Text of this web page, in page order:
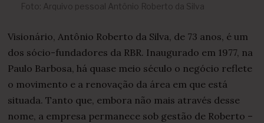
Foto: Arquivo pessoal Antônio Roberto da Silva
Visionário, Antônio Roberto da Silva, de 73 anos, é um
dos sócio-fundadores da RBR. Inaugurado em 1977, na
Paulo Barbosa, há quase meio século o negócio reflete
o movimento e a renovação da área em que está
situada. Tanto que, embora não mais através desse
nome, a empresa permanece sob gestão de Roberto –